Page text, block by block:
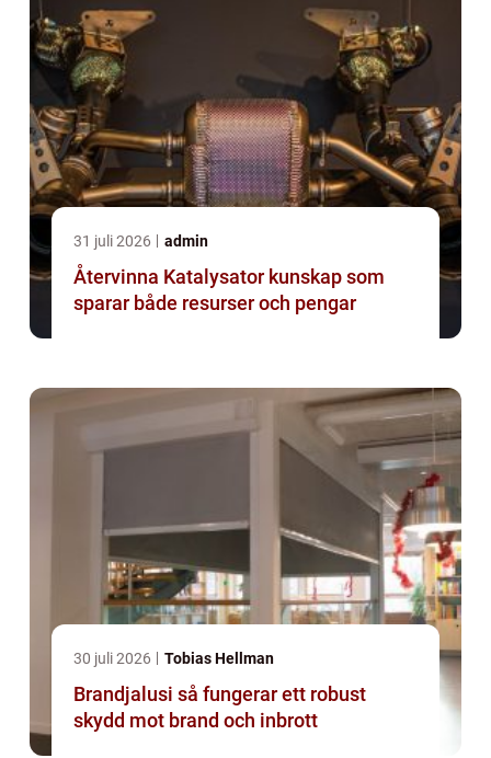
31 juli 2026 admin
Återvinna Katalysator kunskap som
sparar både resurser och pengar
30 juli 2026 Tobias Hellman
Brandjalusi så fungerar ett robust
skydd mot brand och inbrott